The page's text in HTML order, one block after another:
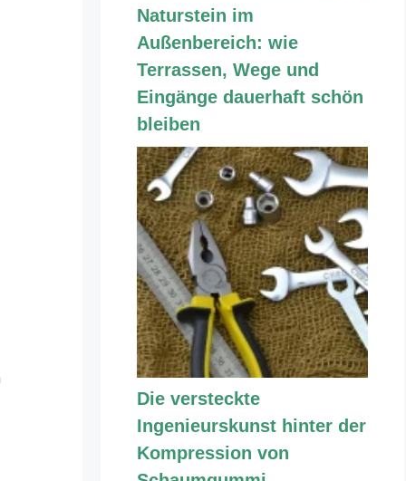
Naturstein im
Außenbereich: wie
Terrassen, Wege und
Eingänge dauerhaft schön
bleiben
Die versteckte
Ingenieurskunst hinter der
Kompression von